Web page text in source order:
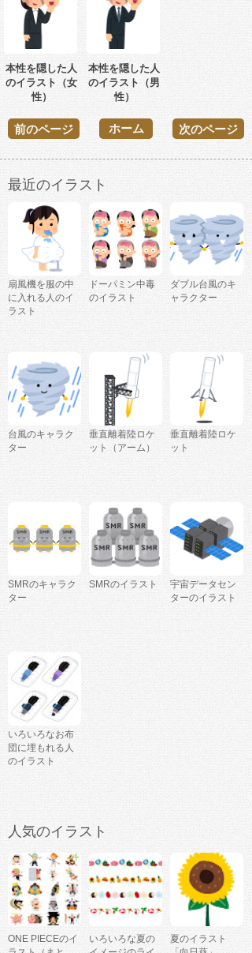
本性を隠した人
のイラスト（女
性）
本性を隠した人
のイラスト（男
性）
前のページ 次のページ
ホーム
最近のイラスト
扇風機を服の中
に入れる人のイ
ラスト
ドーパミン中毒
のイラスト
ダブル台風のキ
ャラクター
台風のキャラク
ター
垂直離着陸ロケ
ット（アーム）
垂直離着陸ロケ
ット
SMRのキャラク
ター
SMRのイラスト
宇宙データセン
ターのイラスト
いろいろなお布
団に埋もれる人
のイラスト
人気のイラスト
ONE PIECEのイ
いろいろな夏の
夏のイラスト